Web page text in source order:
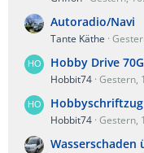
Autoradio/Navi
Tante Käthe
Hobby Drive
Hobbit74 Gestern,
Hobbyschriftzug
Hobbit74 Gestern,